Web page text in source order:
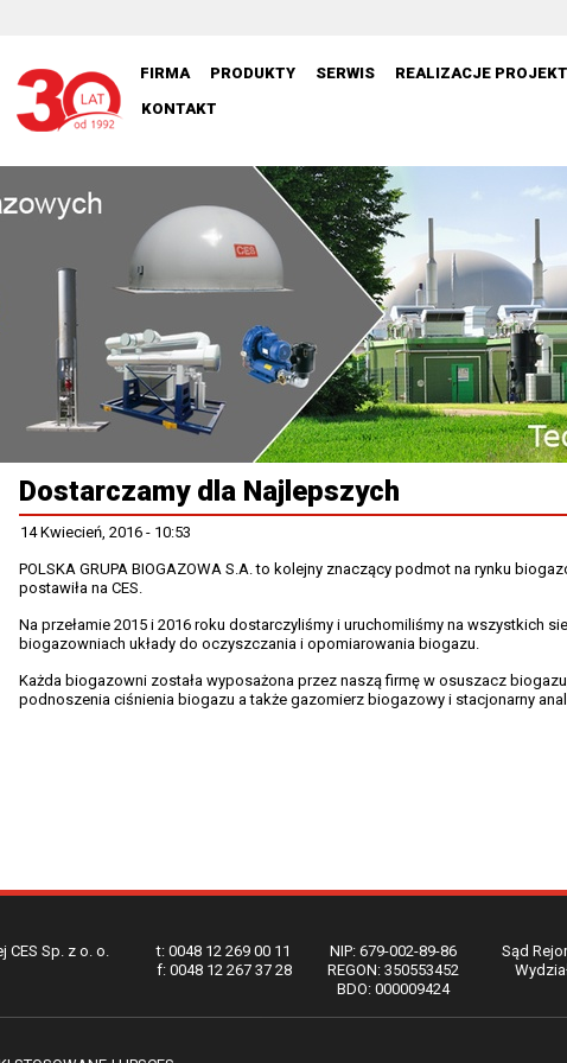
FIRMA PRODUKTY SERWIS REALIZACJE
KONTAKT
Dostarczamy dla Najlepszych
14 Kwiecień, 2016 - 10:53
POLSKA GRUPA BIOGAZOWA S.A. to kolejny znaczący podmot na rynku
postawiła na CES.
Na przełamie 2015 i 2016 roku dostarczyliśmy i uruchomiliśmy na wszystkich
biogazowniach układy do oczyszczania i opomiarowania biogazu.
Każda biogazowni została wyposażona przez naszą firmę w osuszacz
podnoszenia ciśnienia biogazu a także gazomierz biogazowy i stacjonarny
CES Sp. z o. o.
t: 0048 12 269 00 11
f: 0048 12 267 37 28
NIP: 679-002-89-86
REGON: 350553452
BDO: 000009424
Sąd